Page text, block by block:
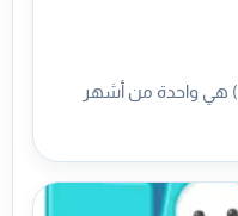
لعبة الطيور الغاضبة (Angry Birds) هي واحدة من أشهر